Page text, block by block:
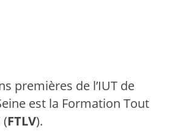
premières de l’IUT de
est la Formation Tout
(FTLV).